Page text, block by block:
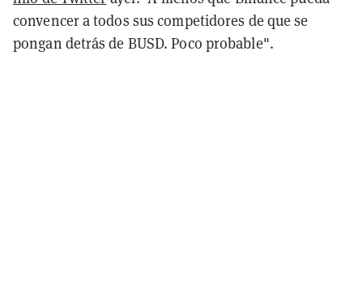
convencer a todos sus competidores de que se
pongan detrás de BUSD. Poco probable".